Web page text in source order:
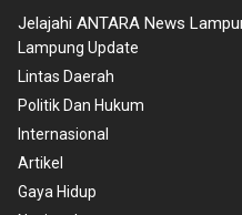
Jelajahi ANTARA News
Lampung Update
Lintas Daerah
Politik Dan Hukum
Internasional
Artikel
Gaya Hidup